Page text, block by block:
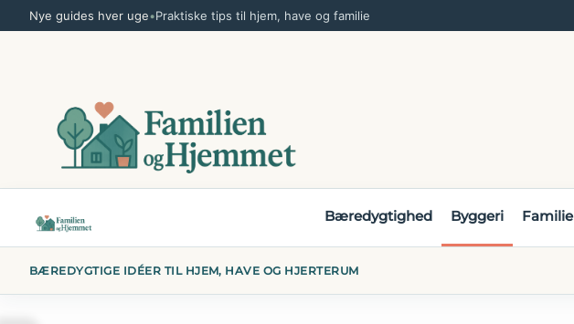
Spring
til
Nye guides hver uge•Praktiske tips til hjem, have og familie
Bæredygtighed Byggeri Familie
BÆREDYGTIGE IDÉER TIL HJEM, HAVE OG HJERTERUM